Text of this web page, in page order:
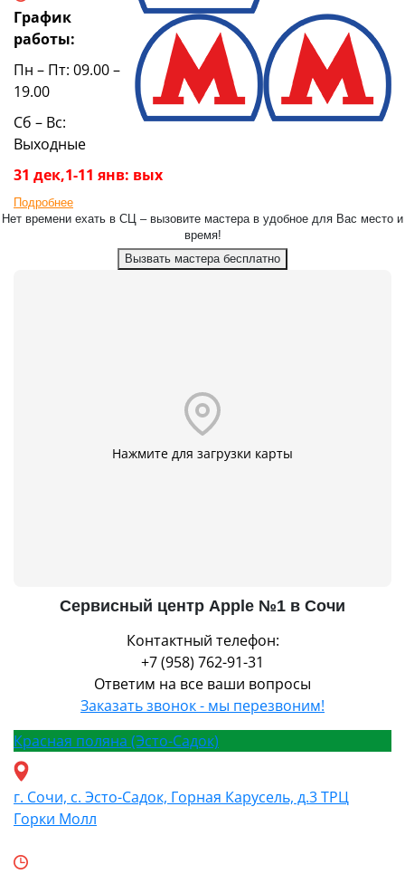
График
работы:
Пн – Пт: 09.00 –
19.00
Сб – Вс:
Выходные
31 дек,1-11 янв: вых
Подробнее
Нет времени ехать в СЦ – вызовите мастера в удобное для Вас место и
время!
Вызвать мастера бесплатно
Нажмите для загрузки карты
Сервисный центр Apple №1 в Сочи
Контактный телефон:
+7 (958) 762-91-31
Ответим на все ваши вопросы
Заказать звонок - мы перезвоним!
Красная поляна (Эсто-Садок)
г. Сочи, с. Эсто-Садок, Горная Карусель, д.3 ТРЦ
Горки Молл